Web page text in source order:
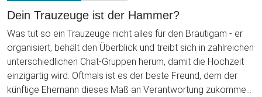
Dein Trauzeuge ist der Hammer?
Was tut so ein Trauzeuge nicht alles für den Bräutigam - er
organisiert, behält den Überblick und treibt sich in zahlreichen
unterschiedlichen Chat-Gruppen herum, damit die Hochzeit
einzigartig wird. Oftmals ist es der beste Freund, dem der
künftige Ehemann dieses Maß an Verantwortung zukommen